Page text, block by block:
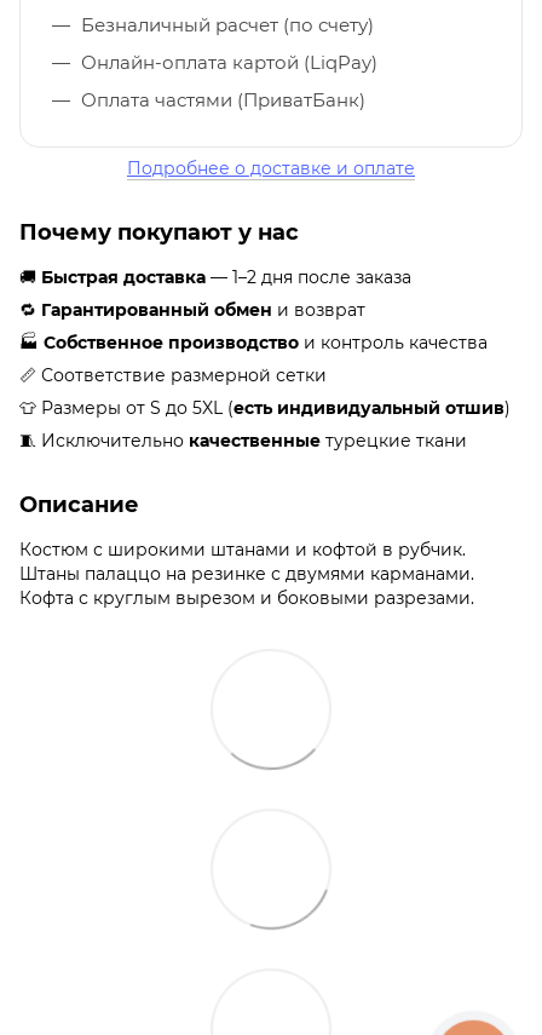
Безналичный расчет (по счету)
Онлайн-оплата картой (LiqPay)
Оплата частями (ПриватБанк)
Подробнее о доставке и оплате
Почему покупают у нас
🚚 Быстрая доставка — 1–2 дня после заказа
🔁 Гарантированный обмен и возврат
🏭 Собственное производство и контроль качества
📏 Соответствие размерной сетки
👕 Размеры от S до 5XL (есть индивидуальный отшив)
🧵 Исключительно качественные турецкие ткани
Описание
Костюм с широкими штанами и кофтой в рубчик.
Штаны палаццо на резинке с двумями карманами.
Кофта с круглым вырезом и боковыми разрезами.